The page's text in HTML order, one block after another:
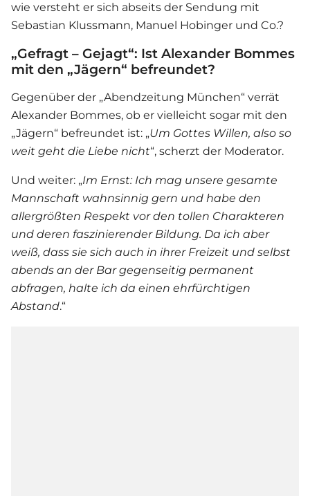
wie versteht er sich abseits der Sendung mit
Sebastian Klussmann, Manuel Hobinger und Co.?
„Gefragt – Gejagt“: Ist Alexander Bommes
mit den „Jägern“ befreundet?
Gegenüber der „Abendzeitung München“ verrät
Alexander Bommes, ob er vielleicht sogar mit den
„Jägern“ befreundet ist: „Um Gottes Willen, also so
weit geht die Liebe nicht“, scherzt der Moderator.
Und weiter: „Im Ernst: Ich mag unsere gesamte
Mannschaft wahnsinnig gern und habe den
allergrößten Respekt vor den tollen Charakteren
und deren faszinierender Bildung. Da ich aber
weiß, dass sie sich auch in ihrer Freizeit und selbst
abends an der Bar gegenseitig permanent
abfragen, halte ich da einen ehrfürchtigen
Abstand.“